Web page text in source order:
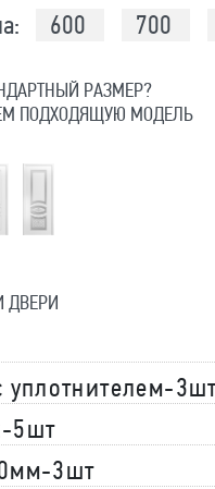
600 700
РАЗМЕР?
ПОДХОДЯЩУЮ МОДЕЛЬ
ДВЕРИ
уплотнителем-
5шт
3шт